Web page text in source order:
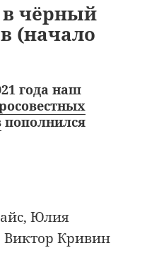
в чёрный
(начало
года наш
пополнился
Юлия
Кривин